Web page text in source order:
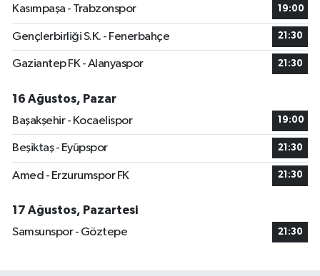
Kasımpaşa - Trabzonspor 19:00
Gençlerbirliği S.K. - Fenerbahçe 21:30
Gaziantep FK - Alanyaspor 21:30
16 Ağustos, Pazar
Başakşehir - Kocaelispor
19:00
Beşiktaş - Eyüpspor 21:30
Amed - Erzurumspor FK 21:30
17 Ağustos, Pazartesi
Samsunspor - Göztepe
21:30